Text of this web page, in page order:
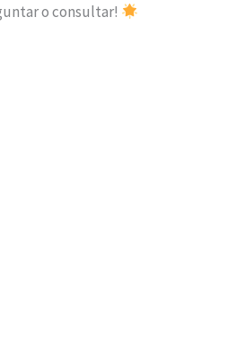
o consultar!